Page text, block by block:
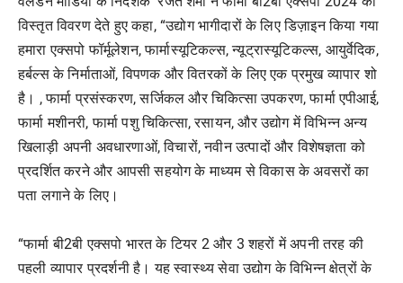
विस्तृत विवरण देते हुए कहा, “उद्योग भागीदारों के लिए डिज़ाइन किया गया
हमारा एक्सपो फॉर्मूलेशन, फार्मास्यूटिकल्स, न्यूट्रास्यूटिकल्स, आयुर्वेदिक,
हर्बल्स के निर्माताओं, विपणक और वितरकों के लिए एक प्रमुख व्यापार शो
है। , फार्मा प्रसंस्करण, सर्जिकल और चिकित्सा उपकरण, फार्मा एपीआई,
फार्मा मशीनरी, फार्मा पशु चिकित्सा, रसायन, और उद्योग में विभिन्न अन्य
खिलाड़ी अपनी अवधारणाओं, विचारों, नवीन उत्पादों और विशेषज्ञता को
प्रदर्शित करने और आपसी सहयोग के माध्यम से विकास के अवसरों का
पता लगाने के लिए।
“फार्मा बी2बी एक्सपो भारत के टियर 2 और 3 शहरों में अपनी तरह की
पहली व्यापार प्रदर्शनी है। यह स्वास्थ्य सेवा उद्योग के विभिन्न क्षेत्रों के